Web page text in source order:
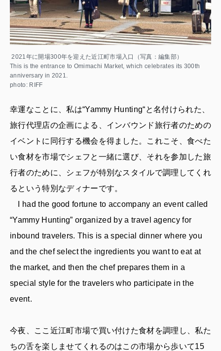
2021年に開場300年を迎えた近江町市場入口（写真：編集部）
This is the entrance to Omimachi Market, which celebrates its 300th
anniversary in 2021.
photo: RIFF
幸運なことに、私は“Yammy Hunting“と名付けられた、
旅行代理店の企画による、インバウンド旅行者のための
イベントに同行する機会を得ました。これこそ、食べた
い食材を市場でシェフと一緒に選び、それを参加した旅
行者のために、シェフが特別なスタイルで調理してくれ
るという特別なディナーです。
I had the good fortune to accompany an event called
“Yammy Hunting” organized by a travel agency for
inbound travelers. This is a special dinner where you
and the chef select the ingredients you want to eat at
the market, and then the chef prepares them in a
special style for the travelers who participate in the
event.
今夜、ここ近江町市場で買い付けた食材を調理し、私た
ちの舌を楽しませてくれるのはこの市場から歩いて15